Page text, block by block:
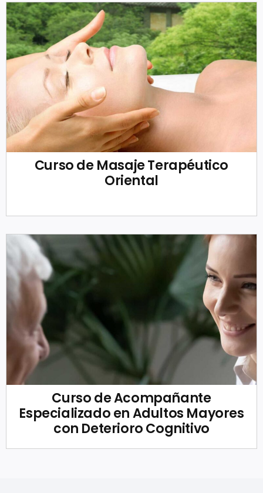
Curso de Masaje Terapéutico
Oriental
Curso de Acompañante
Especializado en Adultos Mayores
con Deterioro Cognitivo